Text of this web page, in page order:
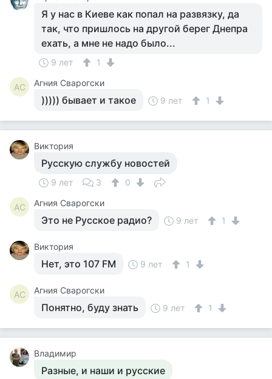
Я у нас в Киеве как попал на развязку, да
так, что пришлось на другой берег Днепра
ехать, а мне не надо было...
9 лет 1
АС Агния Сварогски
))))) бывает и такое 9 лет 1
Виктория
Русскую службу новостей
9 лет 3 0
АС Агния Сварогски
Это не Русское радио? 9 лет 1
Виктория
Нет, это 107 FM 9 лет 1
АС Агния Сварогски
Понятно, буду знать 9 лет 1
Владимир
Разные, и наши и русские